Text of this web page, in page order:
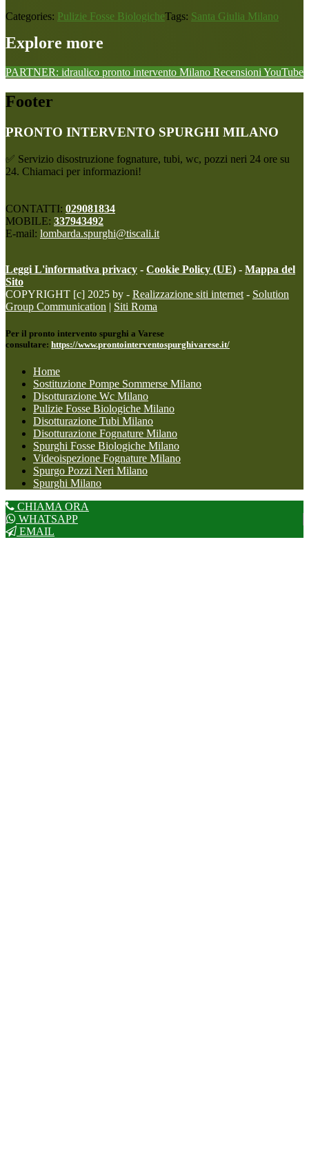
Categories: Pulizie Fosse BiologicheTags: Santa Giulia Milano
Explore more
PARTNER: idraulico pronto intervento Milano Recensioni YouTube
Footer
PRONTO INTERVENTO SPURGHI MILANO
✅ Servizio disostruzione fognature, tubi, wc, pozzi neri 24 ore su
24. Chiamaci per informazioni!
CONTATTI: 029081834
MOBILE: 337943492
E-mail: lombarda.spurghi@tiscali.it
Leggi L'informativa privacy - Cookie Policy (UE) - Mappa del
Sito
COPYRIGHT [c] 2025 by - Realizzazione siti internet - Solution
Group Communication | Siti Roma
Per il pronto intervento spurghi a Varese
consultare: https://www.prontointerventospurghivarese.it/
Home
Sostituzione Pompe Sommerse Milano
Disotturazione Wc Milano
Pulizie Fosse Biologiche Milano
Disotturazione Tubi Milano
Disotturazione Fognature Milano
Spurghi Fosse Biologiche Milano
Videoispezione Fognature Milano
Spurgo Pozzi Neri Milano
Spurghi Milano
CHIAMA ORA
WHATSAPP
EMAIL